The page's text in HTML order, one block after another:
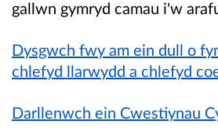
gallwn gymryd camau i'w
Dysgwch fwy am ein dull o
chlefyd llarwydd a chlefyd
Darllenwch ein Cwestiynau